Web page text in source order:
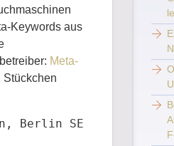
Keywords aus
Meta-
Berlin SEO,